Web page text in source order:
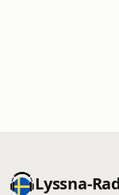
Lyssna-